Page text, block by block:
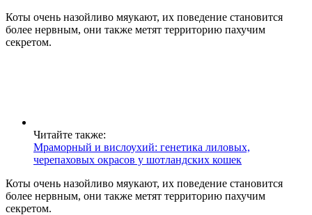
Коты очень назойливо мяукают, их поведение становится
более нервным, они также метят территорию пахучим
секретом.
Читайте также:
Мраморный и вислоухий: генетика лиловых,
черепаховых окрасов у шотландских кошек
Коты очень назойливо мяукают, их поведение становится
более нервным, они также метят территорию пахучим
секретом.